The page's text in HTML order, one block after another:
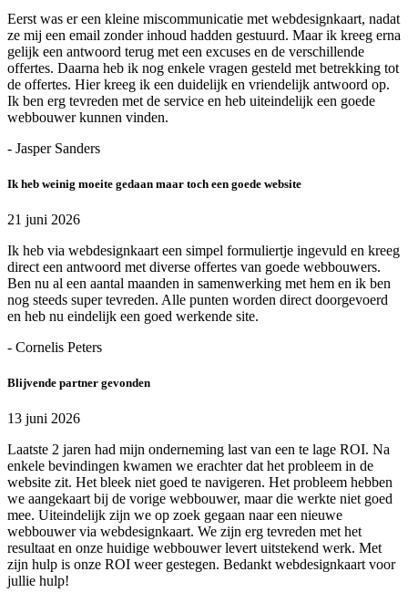
Eerst was er een kleine miscommunicatie met webdesignkaart, nadat
ze mij een email zonder inhoud hadden gestuurd. Maar ik kreeg erna
gelijk een antwoord terug met een excuses en de verschillende
offertes. Daarna heb ik nog enkele vragen gesteld met betrekking tot
de offertes. Hier kreeg ik een duidelijk en vriendelijk antwoord op.
Ik ben erg tevreden met de service en heb uiteindelijk een goede
webbouwer kunnen vinden.
- Jasper Sanders
Ik heb weinig moeite gedaan maar toch een goede website
21 juni 2026
Ik heb via webdesignkaart een simpel formuliertje ingevuld en kreeg
direct een antwoord met diverse offertes van goede webbouwers.
Ben nu al een aantal maanden in samenwerking met hem en ik ben
nog steeds super tevreden. Alle punten worden direct doorgevoerd
en heb nu eindelijk een goed werkende site.
- Cornelis Peters
Blijvende partner gevonden
13 juni 2026
Laatste 2 jaren had mijn onderneming last van een te lage ROI. Na
enkele bevindingen kwamen we erachter dat het probleem in de
website zit. Het bleek niet goed te navigeren. Het probleem hebben
we aangekaart bij de vorige webbouwer, maar die werkte niet goed
mee. Uiteindelijk zijn we op zoek gegaan naar een nieuwe
webbouwer via webdesignkaart. We zijn erg tevreden met het
resultaat en onze huidige webbouwer levert uitstekend werk. Met
zijn hulp is onze ROI weer gestegen. Bedankt webdesignkaart voor
jullie hulp!